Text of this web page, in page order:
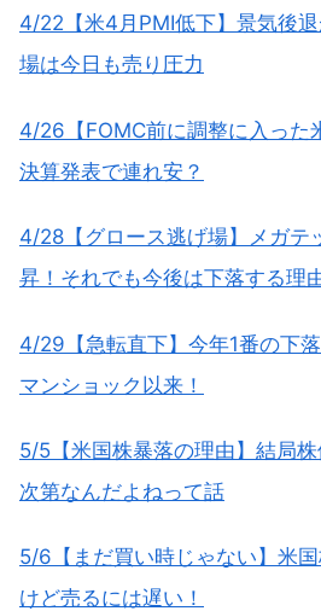
4/22【米4月PMI低下】景気後
場は今日も売り圧力
4/26【FOMC前に調整に入った
決算発表で連れ安？
4/28【グロース逃げ場】メガテ
昇！それでも今後は下落する理
4/29【急転直下】今年1番の下
マンショック以来！
5/5【米国株暴落の理由】結局
次第なんだよねって話
5/6【まだ買い時じゃない】米
けど売るには遅い！